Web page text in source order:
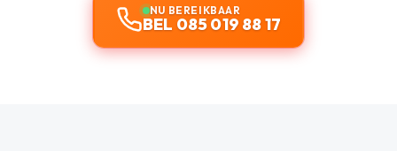
NU BEREIKBAAR
BEL 085 019 88 17